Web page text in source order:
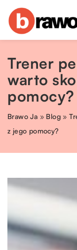
Trener
warto
pomocy?
Brawo Ja » Blog »
z jego pomocy?